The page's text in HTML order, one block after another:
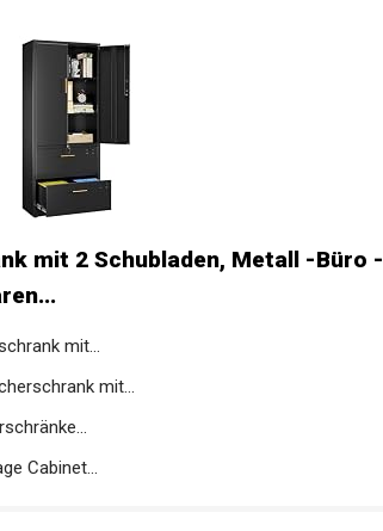
mit 2 Schubladen, Metall -Büro -
mit...
mit...
Cabinet...